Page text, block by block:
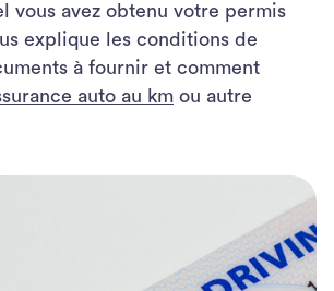
vous avez obtenu votre permis
explique les conditions de
à fournir et comment
auto au km ou autre